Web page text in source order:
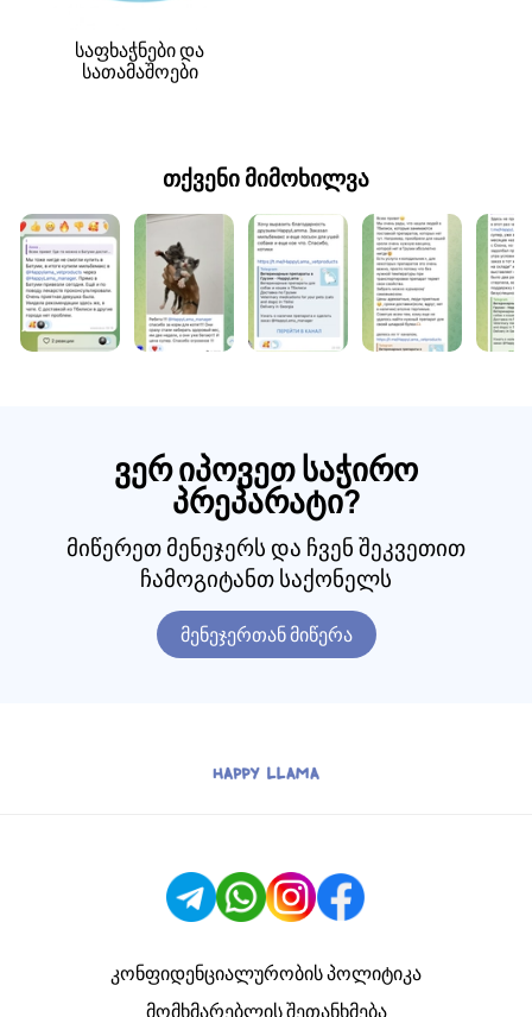
საფხაჭნები და
სათამაშოები
თქვენი მიმოხილვა
ვერ იპოვეთ საჭირო
პრეპარატი?
მიწერეთ მენეჯერს და ჩვენ შეკვეთით
ჩამოგიტანთ საქონელს
მენეჯერთან მიწერა
კონფიდენციალურობის პოლიტიკა
მომხმარებლის შეთანხმება